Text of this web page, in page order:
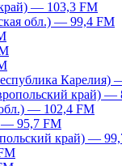
— 103,3 FM
обл.) — 99,4 FM
Карелия)
край) —
— 102,4 FM
— 95,7 FM
край) —